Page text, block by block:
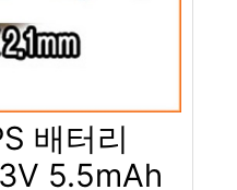
배터리
5.5mAh